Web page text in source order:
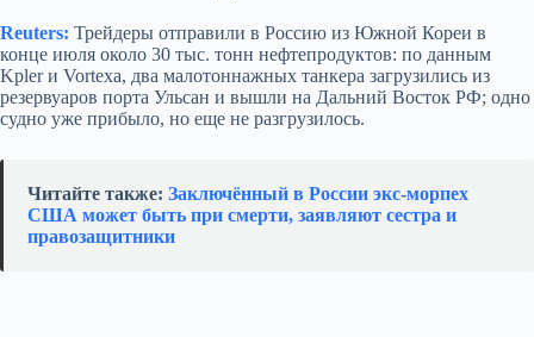
Reuters: Трейдеры отправили в Россию из Южной Кореи в
конце июля около 30 тыс. тонн нефтепродуктов: по данным
Kpler и Vortexa, два малотоннажных танкера загрузились из
резервуаров порта Ульсан и вышли на Дальний Восток РФ; одно
судно уже прибыло, но еще не разгрузилось.
Читайте также: Заключённый в России экс-морпех
США может быть при смерти, заявляют сестра и
правозащитники